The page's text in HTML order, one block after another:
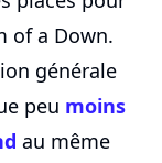
of a Down.
générale
peu moins
au même